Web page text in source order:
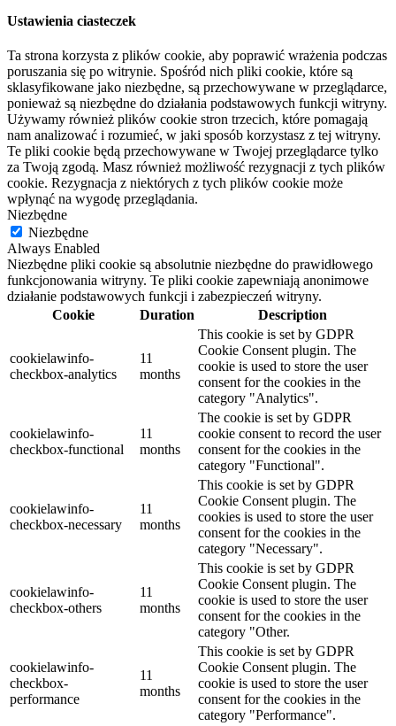
Ustawienia ciasteczek
Ta strona korzysta z plików cookie, aby poprawić wrażenia podczas
poruszania się po witrynie. Spośród nich pliki cookie, które są
sklasyfikowane jako niezbędne, są przechowywane w przeglądarce,
ponieważ są niezbędne do działania podstawowych funkcji witryny.
Używamy również plików cookie stron trzecich, które pomagają
nam analizować i rozumieć, w jaki sposób korzystasz z tej witryny.
Te pliki cookie będą przechowywane w Twojej przeglądarce tylko
za Twoją zgodą. Masz również możliwość rezygnacji z tych plików
cookie. Rezygnacja z niektórych z tych plików cookie może
wpłynąć na wygodę przeglądania.
Niezbędne
Niezbędne
Always Enabled
Niezbędne pliki cookie są absolutnie niezbędne do prawidłowego
funkcjonowania witryny. Te pliki cookie zapewniają anonimowe
działanie podstawowych funkcji i zabezpieczeń witryny.
Cookie
Duration Description
cookielawinfo-
checkbox-analytics
11
months
This cookie is set by GDPR
Cookie Consent plugin. The
cookie is used to store the user
consent for the cookies in the
category "Analytics".
cookielawinfo-
checkbox-functional
11
months
The cookie is set by GDPR
cookie consent to record the user
consent for the cookies in the
category "Functional".
cookielawinfo-
checkbox-necessary
11
months
This cookie is set by GDPR
Cookie Consent plugin. The
cookies is used to store the user
consent for the cookies in the
category "Necessary".
cookielawinfo-
checkbox-others
11
months
This cookie is set by GDPR
Cookie Consent plugin. The
cookie is used to store the user
consent for the cookies in the
category "Other.
cookielawinfo-
checkbox-
performance
11
months
This cookie is set by GDPR
Cookie Consent plugin. The
cookie is used to store the user
consent for the cookies in the
category "Performance".